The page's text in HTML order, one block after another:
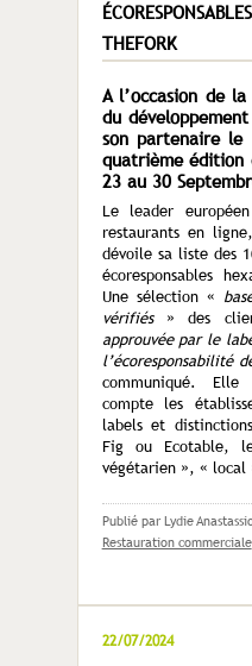
THEFORK
A l’occasion de
du
son partenaire
quatrième édition
23 au 30
Le leader
restaurants en
dévoile sa liste des
écoresponsables
Une sélection «
vérifiés» des
approuvée par le
l’écoresponsabilité
communiqué.
compte les
labels et
Fig ou Ecotable,
végétarien », « local
Publié par Lydie
Restauration commerciale
22/07/2024